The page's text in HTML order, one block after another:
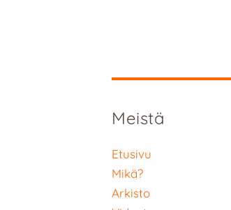
Meistä
Etusivu
Mikä?
Arkisto